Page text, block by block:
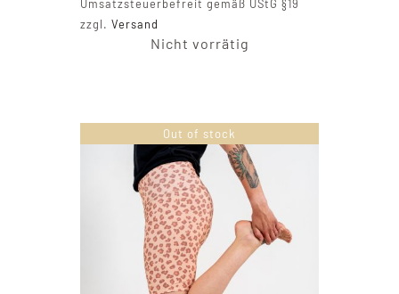
Umsatzsteuerbefreit gemäß UStG §19
zzgl.Versand
Nicht vorrätig
Out of stock